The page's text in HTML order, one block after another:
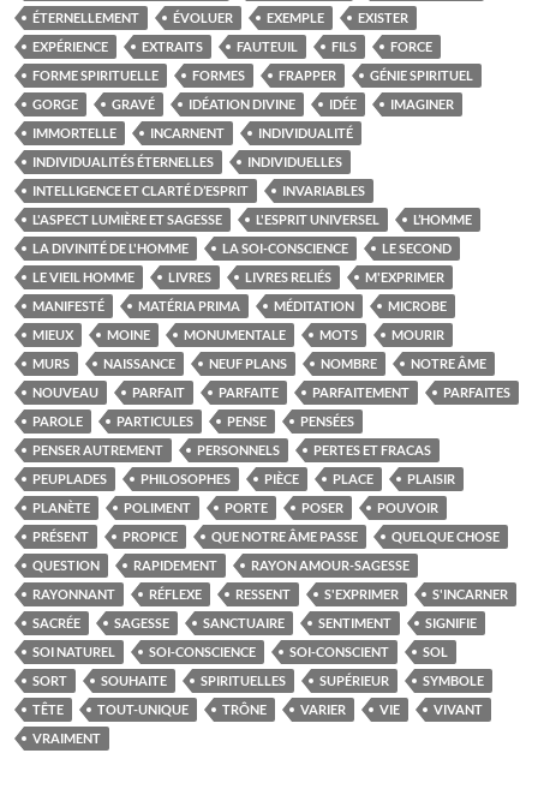
ÉTERNELLEMENT
ÉVOLUER EXEMPLE
EXISTER
EXPÉRIENCE
EXTRAITS FAUTEUIL FILS
FORCE
FORME SPIRITUELLE
FORMES FRAPPER
GÉNIE SPIRITUEL
GORGE
GRAVÉ IDÉATION DIVINE IDÉE
IMAGINER
IMMORTELLE
INCARNENT
INDIVIDUALITÉ
INDIVIDUALITÉS ÉTERNELLES
INDIVIDUELLES
INTELLIGENCE ET CLARTÉ D’ESPRIT
INVARIABLES
L'ASPECT LUMIÈRE ET SAGESSE
L'ESPRIT UNIVERSEL
L’HOMME
LA DIVINITÉ DE L'HOMME
LA SOI-CONSCIENCE
LE SECOND
LE VIEIL HOMME
LIVRES LIVRES RELIÉS
M'EXPRIMER
MANIFESTÉ
MATÉRIA PRIMA MÉDITATION
MICROBE
MIEUX
MOINE MONUMENTALE MOTS
MOURIR
MURS
NAISSANCE NEUF PLANS NOMBRE
NOTRE ÂME
NOUVEAU
PARFAIT PARFAITE PARFAITEMENT
PARFAITES
PAROLE
PARTICULES PENSE
PENSÉES
PENSER AUTREMENT
PERSONNELS
PERTES ET FRACAS
PEUPLADES
PHILOSOPHES PIÈCE PLACE
PLAISIR
PLANÈTE
POLIMENT PORTE POSER
POUVOIR
PRÉSENT
PROPICE QUE NOTRE ÂME PASSE
QUELQUE CHOSE
QUESTION
RAPIDEMENT
RAYON AMOUR-SAGESSE
RAYONNANT
RÉFLEXE RESSENT S'EXPRIMER
S'INCARNER
SACRÉE
SAGESSE SANCTUAIRE SENTIMENT
SIGNIFIE
SOI NATUREL
SOI-CONSCIENCE SOI-CONSCIENT
SOL
SORT
SOUHAITE SPIRITUELLES SUPÉRIEUR
SYMBOLE
TÊTE
TOUT-UNIQUE TRÔNE VARIER VIE
VIVANT
VRAIMENT